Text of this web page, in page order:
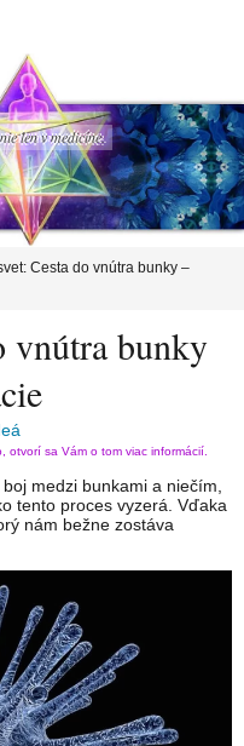
len v medicíne.
Cesta do vnútra bunky –
vnútra bunky
otvorí sa Vám o tom viac informácií.
medzi bunkami a niečím,
tento proces vyzerá. Vďaka
nám bežne zostáva